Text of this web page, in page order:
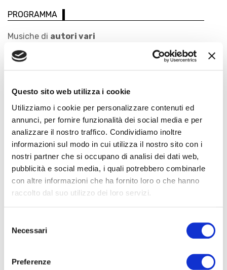
Questo sito web utilizza i cookie
Utilizziamo i cookie per personalizzare contenuti ed
annunci, per fornire funzionalità dei social media e per
analizzare il nostro traffico. Condividiamo inoltre
informazioni sul modo in cui utilizza il nostro sito con i
nostri partner che si occupano di analisi dei dati web,
pubblicità e social media, i quali potrebbero combinarle
con altre informazioni che ha fornito loro o che hanno
raccolto dal suo utilizzo dei loro servizi.
delNecessari
Preferenze
PROGRAMMA
Musiche di autori vari
ALTRE DATE
GUEST